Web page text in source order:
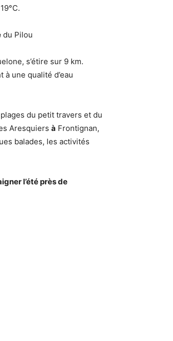
du Pilou
s’étire sur 9 km.
à une qualité d’eau
du petit travers et du
Aresquiers à Frontignan,
balades, les activités
l’été près de